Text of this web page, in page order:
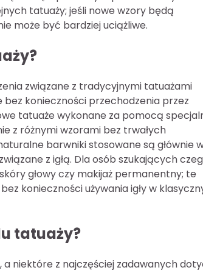
tatuaży; jeśli nowe wzory będą
może być bardziej uciążliwe.
związane z tradycyjnymi tatuażami
konieczności przechodzenia przez
tatuaże wykonane za pomocą
z różnymi wzorami bez trwałych
barwniki stosowane są głównie
z igłą. Dla osób szukających
głowy czy makijaż permanentny; te
konieczności używania igły w
tatuaży?
niektóre z najczęściej zadawanych